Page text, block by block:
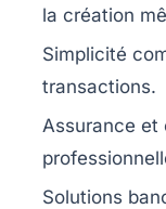
la création
Simplicité
transactions.
Assurance et
Solutions